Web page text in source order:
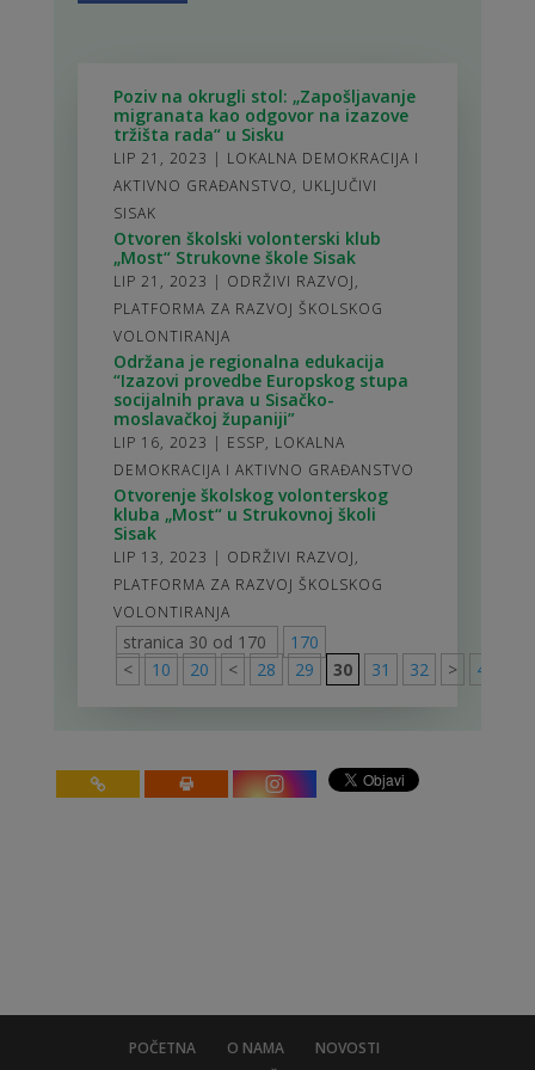
Poziv na okrugli stol: „Zapošljavanje
migranata kao odgovor na izazove
tržišta rada“ u Sisku
LIP 21, 2023 | LOKALNA DEMOKRACIJA I
AKTIVNO GRAĐANSTVO, UKLJUČIVI
SISAK
Otvoren školski volonterski klub
„Most“ Strukovne škole Sisak
LIP 21, 2023 | ODRŽIVI RAZVOJ,
PLATFORMA ZA RAZVOJ ŠKOLSKOG
VOLONTIRANJA
Održana je regionalna edukacija
“Izazovi provedbe Europskog stupa
socijalnih prava u Sisačko-
moslavačkoj županiji”
LIP 16, 2023 | ESSP, LOKALNA
DEMOKRACIJA I AKTIVNO GRAĐANSTVO
Otvorenje školskog volonterskog
kluba „Most“ u Strukovnoj školi
Sisak
LIP 13, 2023 | ODRŽIVI RAZVOJ,
PLATFORMA ZA RAZVOJ ŠKOLSKOG
VOLONTIRANJA
stranica 30 od 170
170
<
10 20 < 28 29 30 31 32 > 40
POČETNA O NAMA
NOVOSTI